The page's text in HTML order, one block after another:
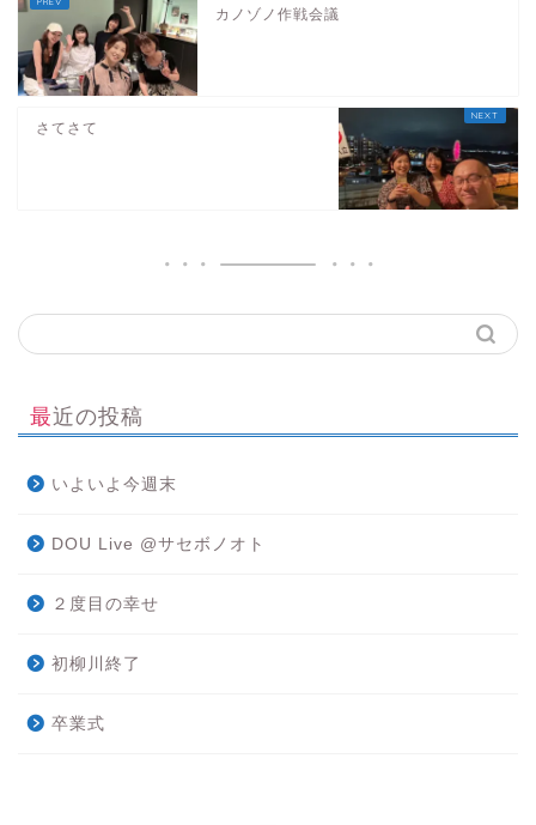
カノゾノ作戦会議
さてさて
最近の投稿
いよいよ今週末
DOU Live @サセボノオト
２度目の幸せ
初柳川終了
卒業式